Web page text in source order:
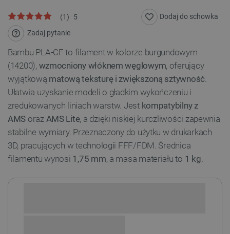
5
(1)
Zadaj pytanie
Dodaj do schowka
Bambu PLA-CF to filament w kolorze burgundowym
(14200), wzmocniony włóknem węglowym, oferujący
wyjątkową matową teksturę i zwiększoną sztywność.
Ułatwia uzyskanie modeli o gładkim wykończeniu i
zredukowanych liniach warstw. Jest kompatybilny z
AMS oraz AMS Lite, a dzięki niskiej kurczliwości zapewnia
stabilne wymiary. Przeznaczony do użytku w drukarkach
3D, pracujących w technologii FFF/FDM. Średnica
filamentu wynosi 1,75 mm, a masa materiału to 1 kg.